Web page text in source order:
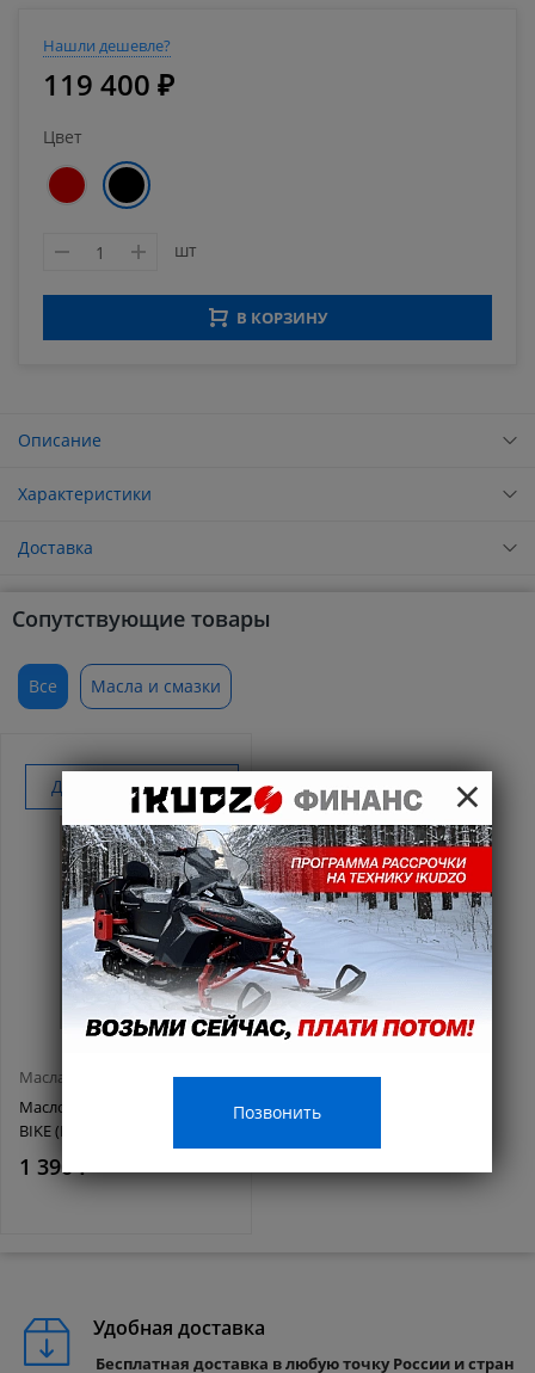
Нашли дешевле?
119 400 ₽
Цвет
шт
В КОРЗИНУ
Описание
Характеристики
Доставка
Сопутствующие товары
Все Масла и смазки
Добавить к покупке
Масла и смазки
Масло MISHIMO 4T ROAD
BIKE (EXTRA) 10w40 1 л
1 390 ₽
Удобная доставка
Бесплатная доставка в любую точку России и стран
×
Позвонить